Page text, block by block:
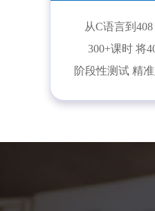
从C语言到
300+课时 将
阶段性测试 精